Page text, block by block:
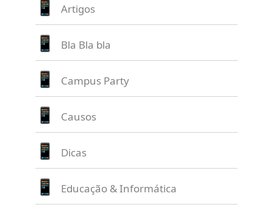
Artigos
Bla Bla bla
Campus Party
Causos
Dicas
Educação & Informática